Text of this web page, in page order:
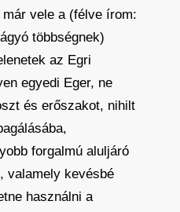
vele a (félve írom:
többségnek)
az Egri
egyedi Eger, ne
és erőszakot, nihilt
forgalmú aluljáró
valamely kevésbé
használni a